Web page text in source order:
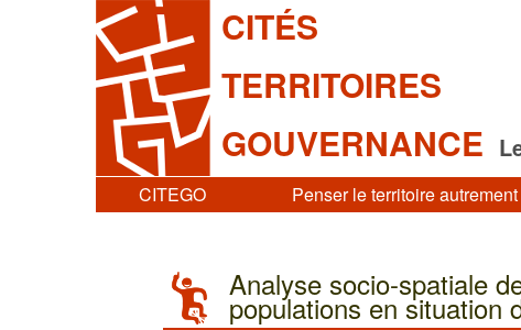
CITÉS
TERRITOIRES
GOUVERNANCE
CITEGO Penser le territoire autrement
Analyse socio-spatiale
populations en situation